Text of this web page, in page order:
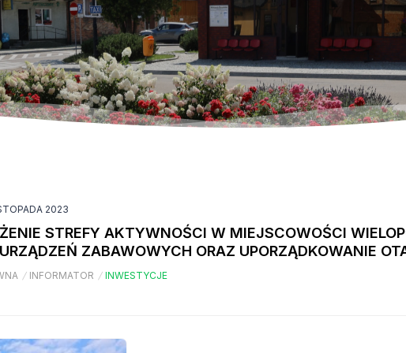
2023
STREFY AKTYWNOŚCI W MIEJSCOWOŚCI
ZABAWOWYCH ORAZ UPORZĄDKOWANIE
/ INFORMATOR / INWESTYCJE